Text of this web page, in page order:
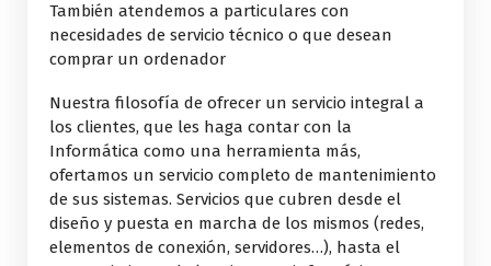
También atendemos a particulares con
necesidades de servicio técnico o que desean
comprar un ordenador
Nuestra filosofía de ofrecer un servicio integral a
los clientes, que les haga contar con la
Informática como una herramienta más,
ofertamos un servicio completo de mantenimiento
de sus sistemas. Servicios que cubren desde el
diseño y puesta en marcha de los mismos (redes,
elementos de conexión, servidores…), hasta el